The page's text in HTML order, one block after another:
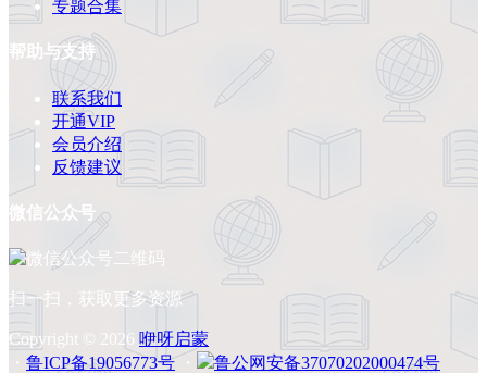
专题合集
帮助与支持
联系我们
开通VIP
会员介绍
反馈建议
微信公众号
扫一扫，获取更多资源
Copyright © 2026 咿呀启蒙
・ 鲁ICP备19056773号 ・ 鲁公网安备37070202000474号